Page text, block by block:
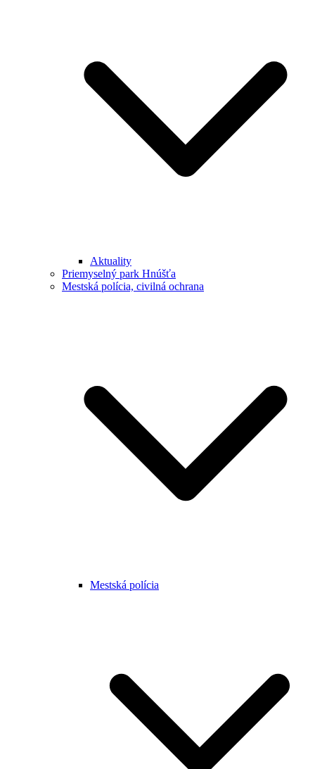
Aktuality
Priemyselný park Hnúšťa
Mestská polícia, civilná ochrana
Mestská polícia